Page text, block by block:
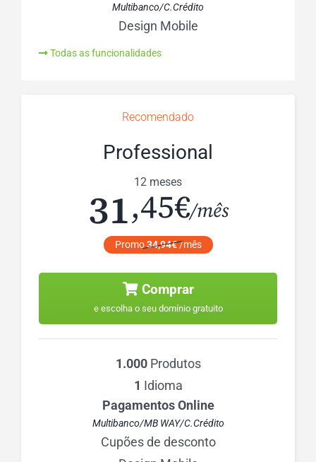
Multibanco/C.Crédito
Design Mobile
Todas as funcionalidades
Recomendado
Professional
12 meses
31,45€/mês
Promo34,94€/mês
Comprar
e escolha o seu domínio gratuito
1.000Produtos
1 Idioma
Pagamentos Online
Multibanco/MB WAY/C.Crédito
Cupões de desconto